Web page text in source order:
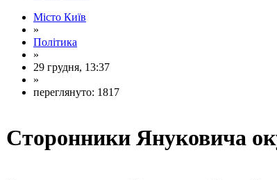
Місто Київ
»
Політика
»
29 грудня, 13:37
»
переглянуто: 1817
Сторонники Януковича